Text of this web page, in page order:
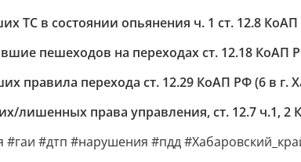
ТС в состоянии опьянения ч. 1 ст. 12.8
пешеходов на переходах ст. 12.18 КоАП
правила перехода ст. 12.29 КоАП РФ (6 в г.
лишенных права управления, ст. 12.7 ч.1, 2
#гаи #дтп #нарушения #пдд